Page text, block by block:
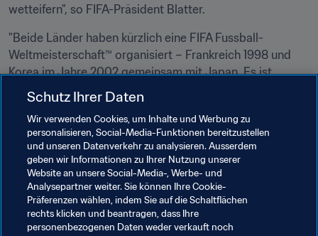
wetteifern", so FIFA-Präsident Blatter.
"Beide Länder haben kürzlich eine FIFA Fussball-
Weltmeisterschaft™ organisiert – Frankreich 1998 und
Korea im Jahre 2002 gemeinsam mit Japan. Es ist
wirklich schön zu sehen, dass beide ihr Interesse nun
Frauenturnieren zuwenden. Ich habe den Frauenfussball
immer unterstützt und bin daher wirklich froh über diese
Entwicklung. Ich wünsche natürlich beiden Ländern viel
Erfolg und bin fest überzeugt davon, dass beide
fantastische Ausrichter wären."
Verwandte Themen
Schutz Ihrer Daten
Wir verwenden Cookies, um Inhalte und Werbung zu
personalisieren, Social-Media-Funktionen bereitzustellen
und unseren Datenverkehr zu analysieren. Ausserdem
geben wir Informationen zu Ihrer Nutzung unserer
Website an unsere Social-Media-, Werbe- und
Analysepartner weiter. Sie können Ihre Cookie-
Präferenzen wählen, indem Sie auf die Schaltflächen
rechts klicken und beantragen, dass Ihre
personenbezogenen Daten weder verkauft noch